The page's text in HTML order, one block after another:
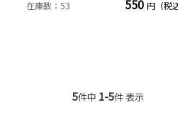
在庫数：53 550 円（税
5件中 1-5件 表示